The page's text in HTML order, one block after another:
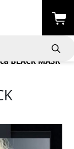
BLACK MASK